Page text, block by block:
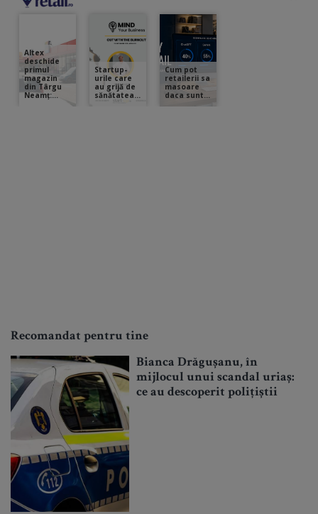
Recomandat pentru tine
Bianca Drăgușanu, în
mijlocul unui scandal uriaș:
ce au descoperit polițiștii